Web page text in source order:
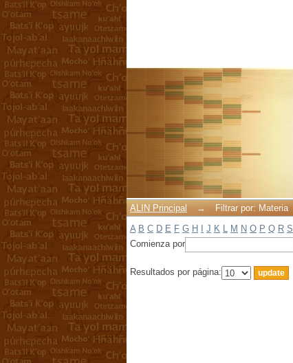
ALIN Principal →
Filtrar por: Materia
A B C D E F G H J K L M N O P Q R S
Comienza por
Resultados por página: